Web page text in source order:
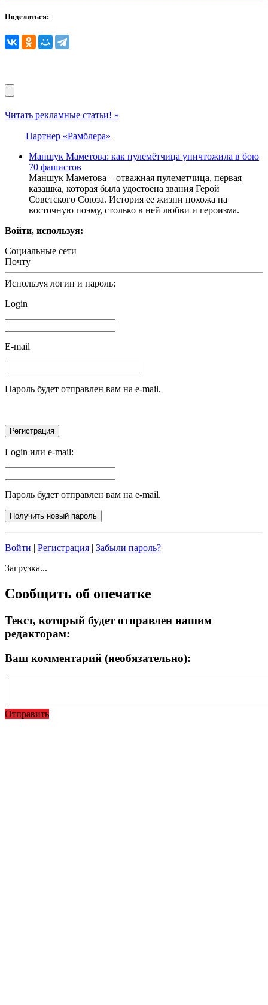
Поделиться:
Читать рекламные статьи! »
Партнер «Рамблера»
Маншук Маметова: как пулемётчица уничтожила в бою
70 фашистов
Маншук Маметова – отважная пулеметчица, первая
казашка, которая была удостоена звания Герой
Советского Союза. История ее жизни похожа на
восточную поэму, столько в ней любви и героизма.
Войти, используя:
Социальные сети
Почту
Используя логин и пароль:
Login
E-mail
Пароль будет отправлен вам на e-mail.
Login или e-mail:
Пароль будет отправлен вам на e-mail.
Войти | Регистрация | Забыли пароль?
Загрузка...
Сообщить об опечатке
Текст, который будет отправлен нашим
редакторам:
Ваш комментарий (необязательно):
Отправить